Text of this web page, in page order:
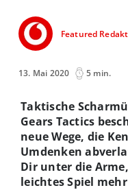
Featured
13. Mai 2020 5 min.
Taktische
Gears Tactics
neue Wege, die
Umdenken
Dir unter die
leichtes Spiel